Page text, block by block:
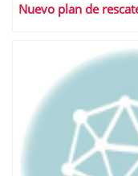
Nuevo plan de